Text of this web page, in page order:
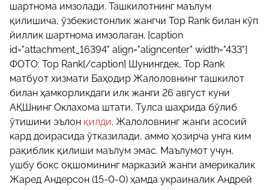
шартнома имзолади. Ташкилотнинг маълум
қилишича, ўзбекистонлик жангчи Top Rank билан кўп
йиллик шартнома имзолаган. [caption
id="attachment_16394" align="aligncenter" width="433"]
ФОТО: Top Rank[/caption] Шунингдек, Top Rank
матбуот хизмати Баҳодир Жалоловнинг ташкилот
билан ҳамкорликдаги илк жанги 26 август куни
АҚШнинг Оклахома штати, Тулса шаҳрида бўлиб
ўтишини эълон қилди. Жалоловнинг жанги асосий
кард доирасида ўтказилади, аммо ҳозирча унга ким
рақиблик қилиши маълум эмас. Маълумот учун,
ушбу бокс оқшомининг марказий жанги америкалик
Жаред Андерсон (15-0-0) ҳамда украиналик Андрей